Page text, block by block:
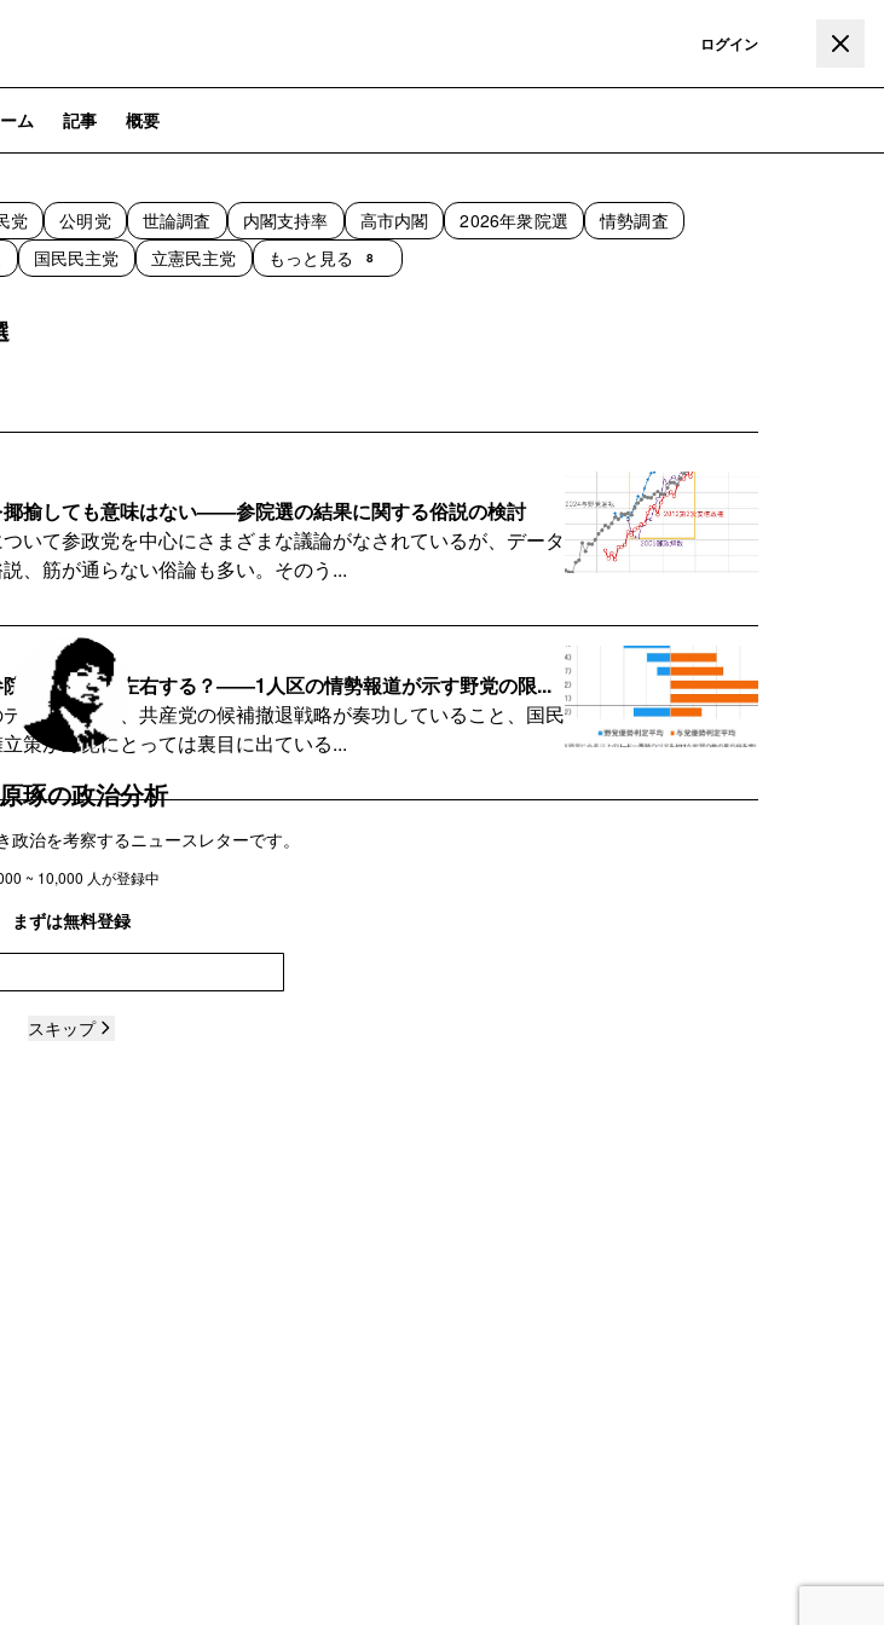
ログイン
ム 記事 概要
党 公明党 世論調査 内閣支持率 高市内閣 2026年衆院選
情勢調査
国民民主党 立憲民主党 もっと見る 8
揄しても意味はない――参院選の結果に関する俗説の検討
いて参政党を中心にさまざまな議論がなされているが、データ
、筋が通らない俗論も多い。そのう...
院選の結果を左右する？――1人区の情勢報道が示す野党の限...
ータからは、共産党の候補撤退戦略が奏功していること、国民
策が野党にとっては裏目に出ている...
琢の政治分析
治を考察するニュースレターです。
~ 10,000 人が登録中
まずは無料登録
スキップ